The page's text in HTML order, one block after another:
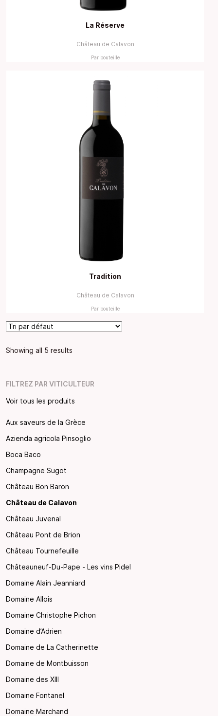
La Réserve
Château de Calavon
Par bouteille
Tradition
Château de Calavon
Par bouteille
Showing all 5 results
FILTREZ PAR VITICULTEUR
Voir tous les produits
Aux saveurs de la Grèce
Azienda agricola Pinsoglio
Boca Baco
Champagne Sugot
Château Bon Baron
Château de Calavon
Château Juvenal
Château Pont de Brion
Château Tournefeuille
Châteauneuf-Du-Pape - Les vins Pidel
Domaine Alain Jeanniard
Domaine Allois
Domaine Christophe Pichon
Domaine d’Adrien
Domaine de La Catherinette
Domaine de Montbuisson
Domaine des XIII
Domaine Fontanel
Domaine Marchand